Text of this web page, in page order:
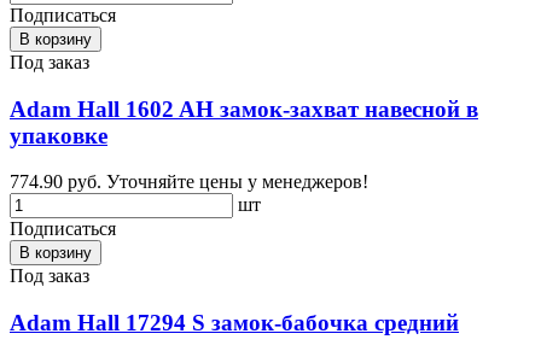
Подписаться
В корзину
Под заказ
Adam Hall 1602 AH замок-захват навесной в
упаковке
774.90 руб. Уточняйте цены у менеджеров!
шт
Подписаться
В корзину
Под заказ
Adam Hall 17294 S замок-бабочка средний